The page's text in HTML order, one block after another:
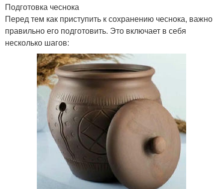
Подготовка чеснока
Перед тем как приступить к сохранению чеснока, важно
правильно его подготовить. Это включает в себя
несколько шагов: